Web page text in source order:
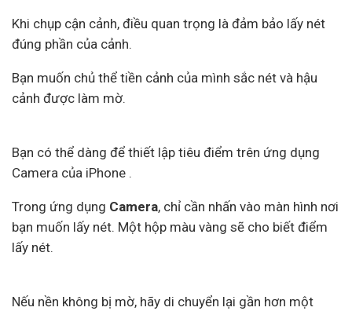
Khi chụp cận cảnh, điều quan trọng là đảm bảo lấy nét
đúng phần của cảnh.
Bạn muốn chủ thể tiền cảnh của mình sắc nét và hậu
cảnh được làm mờ.
Bạn có thể dàng để thiết lập tiêu điểm trên ứng dụng
Camera của iPhone .
Trong ứng dụng Camera, chỉ cần nhấn vào màn hình nơi
bạn muốn lấy nét. Một hộp màu vàng sẽ cho biết điểm
lấy nét.
Nếu nền không bị mờ, hãy di chuyển lại gần hơn một